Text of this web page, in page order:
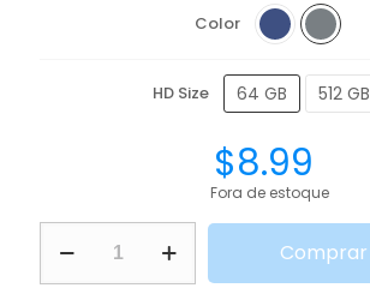
Color
HD Size 64 GB 512 GB
$8.99
Fora de estoque
Comprar